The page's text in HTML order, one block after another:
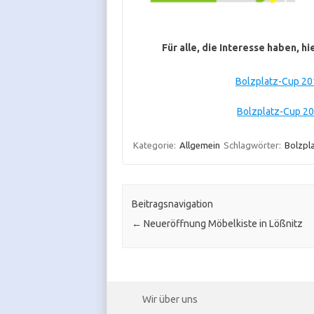
Für alle, die Interesse haben,
Bolzplatz-Cup
Bolzplatz-Cup
Kategorie: Allgemein Schlagwörter:
Beitragsnavigation
← Neueröffnung Möbelkiste in Lößnitz
Wir über uns